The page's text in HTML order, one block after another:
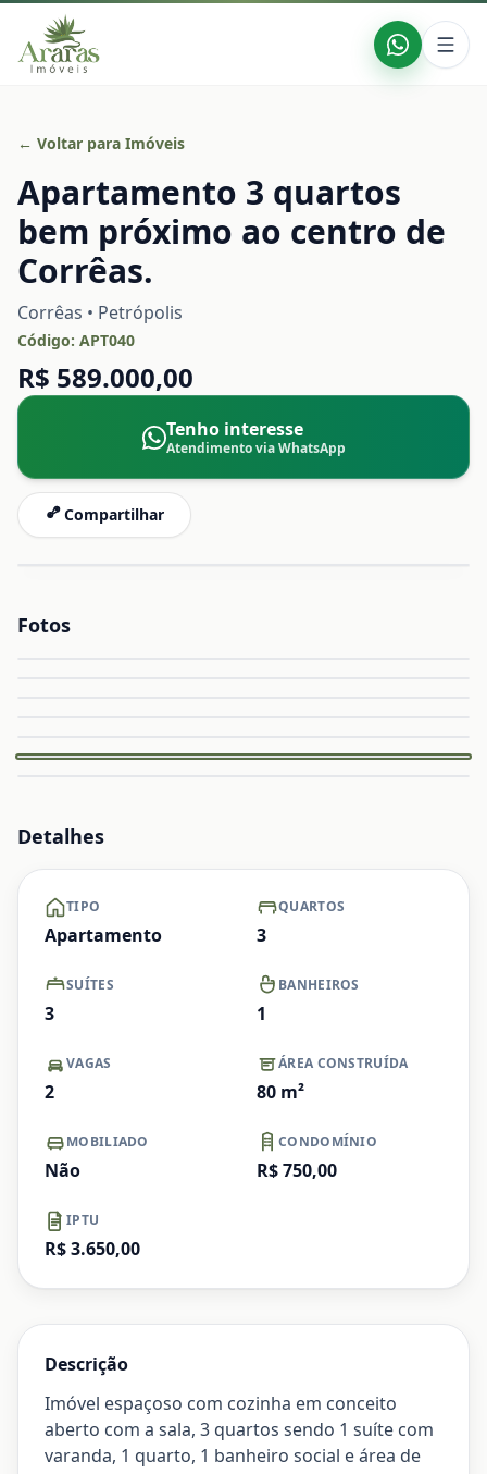
← Voltar para Imóveis
Apartamento 3 quartos
bem próximo ao centro de
Corrêas.
Corrêas • Petrópolis
Código: APT040
R$ 589.000,00
Tenho interesse
Atendimento via WhatsApp
Compartilhar
Fotos
Ampliar
Detalhes
TIPO
Apartamento
QUARTOS
3
SUÍTES
3
BANHEIROS
1
VAGAS
2
ÁREA CONSTRUÍDA
80 m²
MOBILIADO
Não
CONDOMÍNIO
R$ 750,00
IPTU
R$ 3.650,00
Descrição
Imóvel espaçoso com cozinha em conceito
aberto com a sala, 3 quartos sendo 1 suíte com
varanda, 1 quarto, 1 banheiro social e área de